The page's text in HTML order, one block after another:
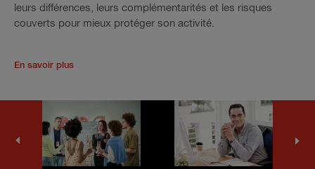
leurs différences, leurs complémentarités et les risques
couverts pour mieux protéger son activité.
En savoir plus